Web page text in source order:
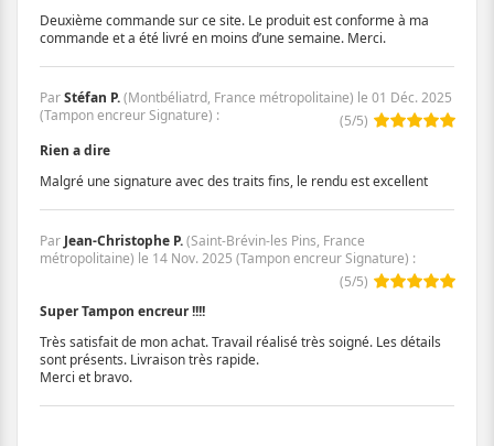
Deuxième commande sur ce site. Le produit est conforme à ma
commande et a été livré en moins d’une semaine. Merci.
ParStéfan P.(Montbéliatrd, France métropolitaine) le 01 Déc. 2025
(Tampon encreur Signature) : (5/5)
Rien a dire
Malgré une signature avec des traits fins, le rendu est excellent
Par Jean-Christophe P.(Saint-Brévin-les Pins, France
métropolitaine) le 14 Nov. 2025 (Tampon encreur Signature) :
(5/5)
Super Tampon encreur !!!!
Très satisfait de mon achat. Travail réalisé très soigné. Les détails
sont présents. Livraison très rapide.
Merci et bravo.